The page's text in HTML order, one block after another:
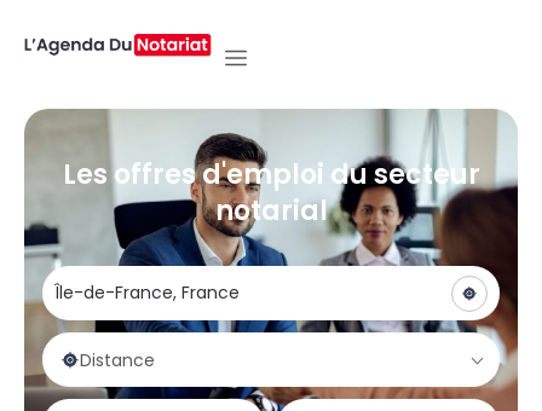
Les offres d'emploi du secteur
notarial
Distance